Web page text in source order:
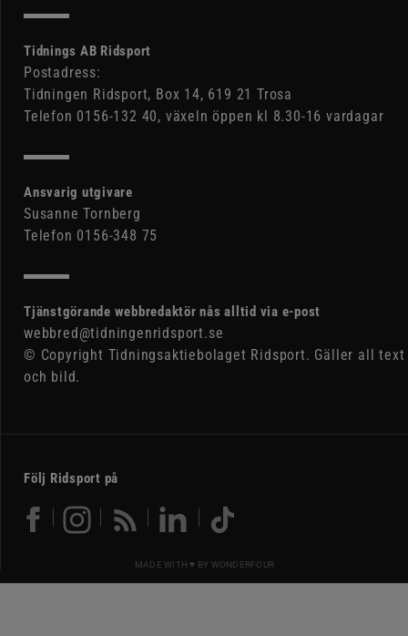
Tidnings AB Ridsport
Postadress:
Tidningen Ridsport, Box 14, 619 21 Trosa
Telefon 0156-132 40, växeln öppen kl 8.30-16 vardagar
Ansvarig utgivare
Susanne Tornberg
Telefon 0156-348 75
Tjänstgörande webbredaktör nås alltid via e-post
webbred@tidningenridsport.se
© Copyright Tidningsaktiebolaget Ridsport. Gäller all text
och bild.
Följ Ridsport på
MADE WITH ♥ BY WONDERFOUR